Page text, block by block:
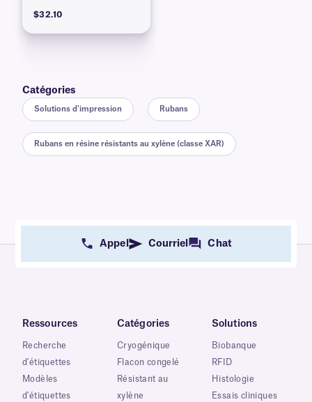
$32.10
Catégories
Solutions d'impression Rubans
Rubans en résine résistants au xylène (classe XAR)
Appel Courriel Chat
Ressources
Recherche
d'étiquettes
Modèles
d'étiquettes
Catégories
Cryogénique
Flacon congelé
Résistant au
xylène
Solutions
Biobanque
RFID
Histologie
Essais cliniques